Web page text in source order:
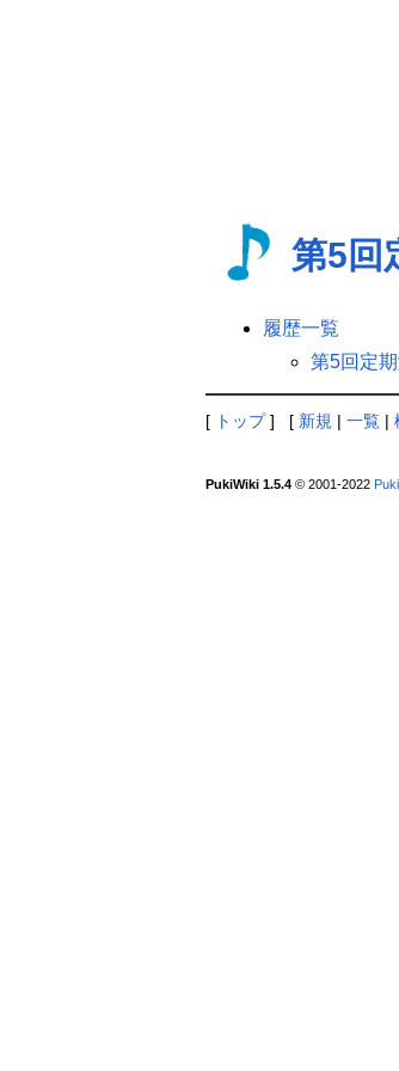
第5回
履歴一覧
第5回定
[ トップ] [ 新規 | 一覧 |
PukiWiki 1.5.4 © 2001-2022